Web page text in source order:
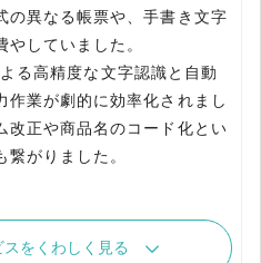
の異なる帳票や、手書き文字
していました。
る高精度な文字認識と自動
作業が劇的に効率化されまし
改正や商品名のコード化とい
がりました。
をくわしく見る